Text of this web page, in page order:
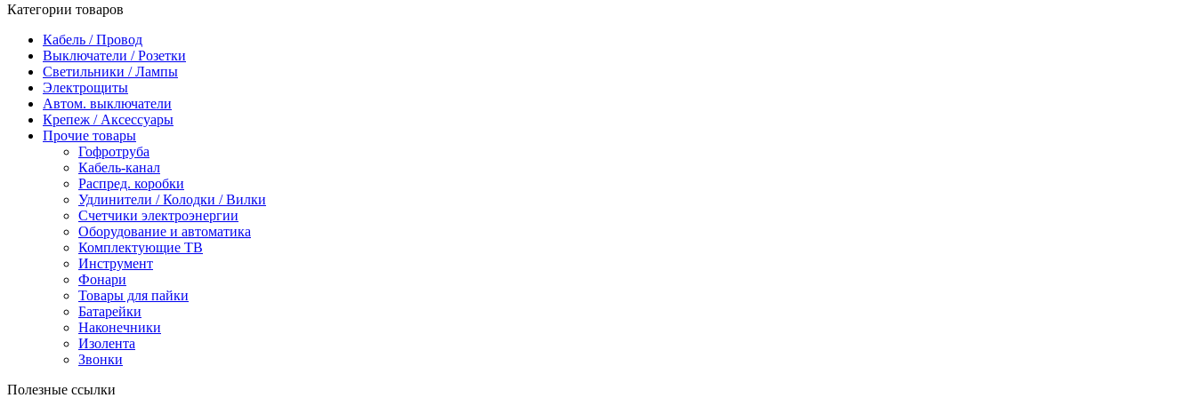
Категории товаров
Кабель / Провод
Выключатели / Розетки
Светильники / Лампы
Электрощиты
Автом. выключатели
Крепеж / Аксессуары
Прочие товары
Гофротруба
Кабель-канал
Распред. коробки
Удлинители / Колодки / Вилки
Счетчики электроэнергии
Оборудование и автоматика
Комплектующие ТВ
Инструмент
Фонари
Товары для пайки
Батарейки
Наконечники
Изолента
Звонки
Полезные ссылки